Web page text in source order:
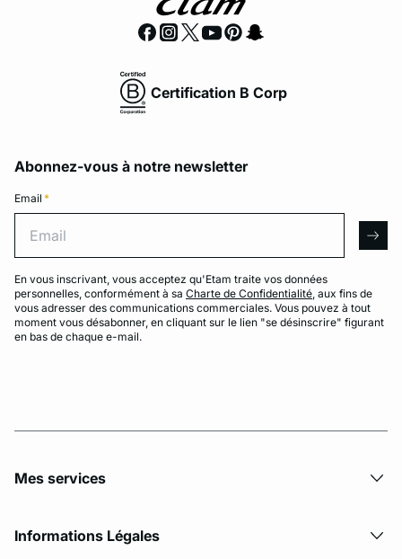
Certification B Corp
Abonnez-vous à notre newsletter
Email *
En vous inscrivant, vous acceptez qu'Etam traite vos données
personnelles, conformément à sa Charte de Confidentialité, aux fins de
vous adresser des communications commerciales. Vous pouvez à tout
moment vous désabonner, en cliquant sur le lien "se désinscrire" figurant
en bas de chaque e-mail.
Mes services
Informations Légales